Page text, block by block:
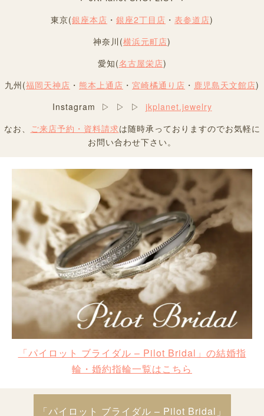
東京(銀座本店 ・ 銀座2丁目店 ・ 表参道店)
神奈川(横浜元町店)
愛知(名古屋栄店)
九州(福岡天神店 ・ 熊本上通店 ・ 宮崎橘通り店 ・ 鹿児島天文館店)
Instagram ▷ ▷ ▷ jkplanet.jewelry
なお、
ご来店予約・資料請求は随時承っておりますのでお気軽に
お問い合わせ下さい。
「パイロット ブライダル – Pilot Bridal」の結婚指
輪・婚約指輪一覧はこちら
「パイロット ブライダル – Pilot Bridal」